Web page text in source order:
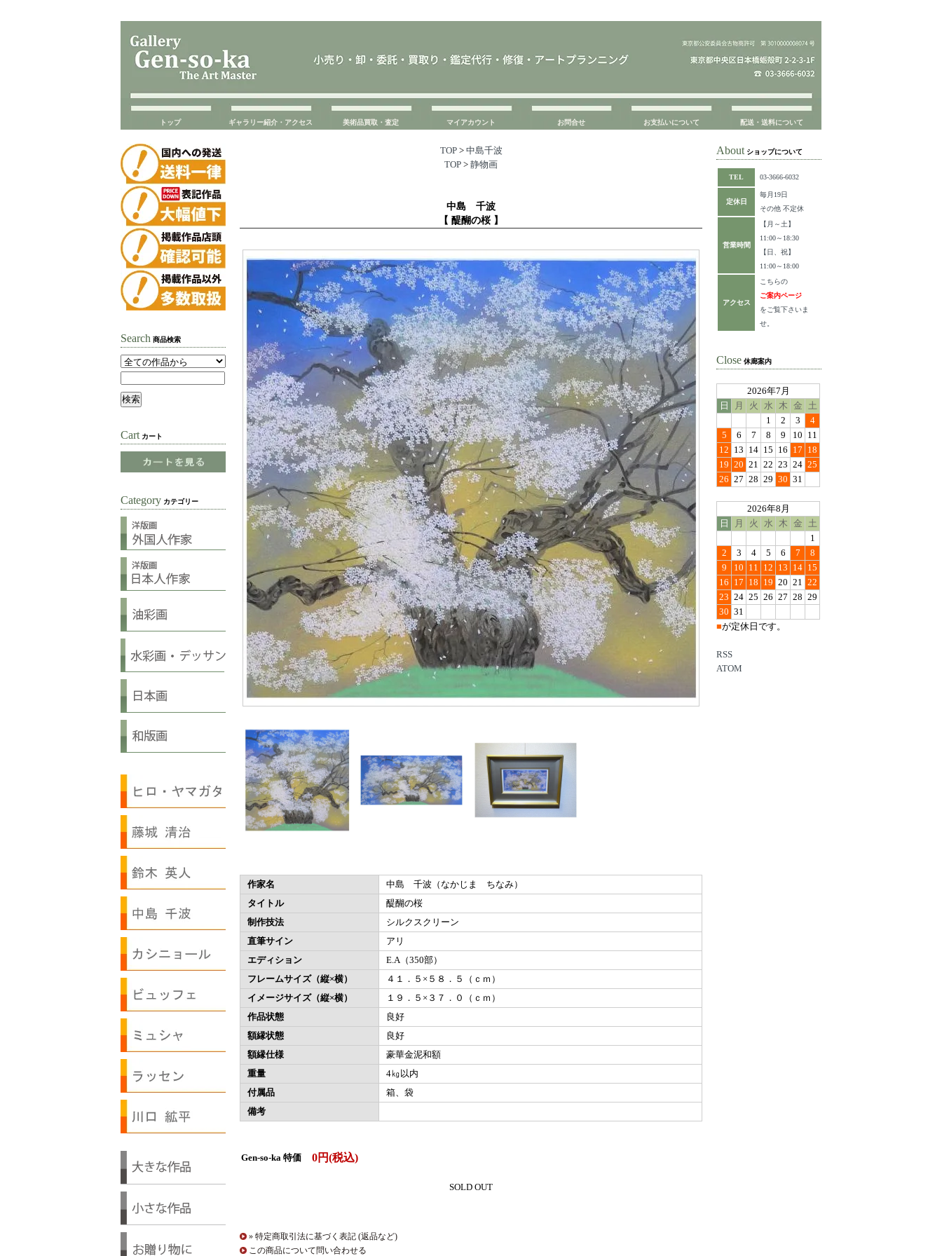
トップ ギャラリー紹介・アクセス 美術品買取・査定 マイアカウント お問合せ お支払いについて 配送・送料について
TOP> 中島千波
TOP > 静物画
中島 千波
【 醍醐の桜 】
作家名
中島 千波（なかじま ちなみ）
タイトル
醍醐の桜
制作技法
シルクスクリーン
直筆サイン
アリ
エディション
E.A（350部）
フレームサイズ（縦×横）
４１．５×５８．５（ｃｍ）
イメージサイズ（縦×横）
１９．５×３７．０（ｃｍ）
作品状態
良好
額縁状態
良好
額縁仕様
豪華金泥和額
重量
4㎏以内
付属品
箱、袋
備考
Gen-so-ka 特価 0円(税込)
SOLD OUT
» 特定商取引法に基づく表記 (返品など)
この商品について問い合わせる
Search 商品検索
Cart カート
Category カテゴリー
About ショップについて
TEL 03-3666-6032
定休日
毎月19日
その他 不定休
営業時間
【月～土】
11:00～18:30
【日、祝】
11:00～18:00
アクセス
こちらの
ご案内ページ
をご覧下さいま
せ。
Close 休廊案内
2026年7月
日
月 火 水 木 金
土
1
2 3
4
5
6 7 8 9 10 11
12 13 14 15 16 17 18
19 20 21 22 23 24 25
26 27 28 29 30 31
2026年8月
日
月 火 水 木 金
土
1
2
3 4 5 6 7
8
9
10 11 12 13 14 15
16 17 18 19 20 21 22
23 24 25 26 27 28 29
30 31
■が定休日です。
RSS
ATOM